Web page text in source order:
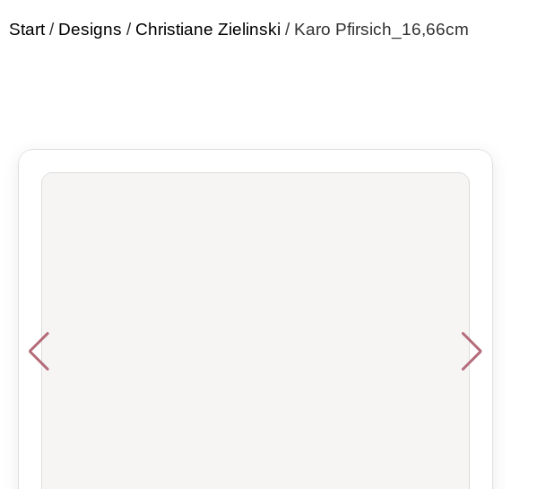
Start / Designs / Christiane Zielinski / Karo Pfirsich_16,66cm